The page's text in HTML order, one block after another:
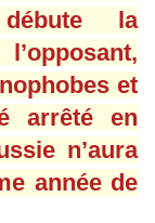
la
et
arrêté en
n’aura
année de